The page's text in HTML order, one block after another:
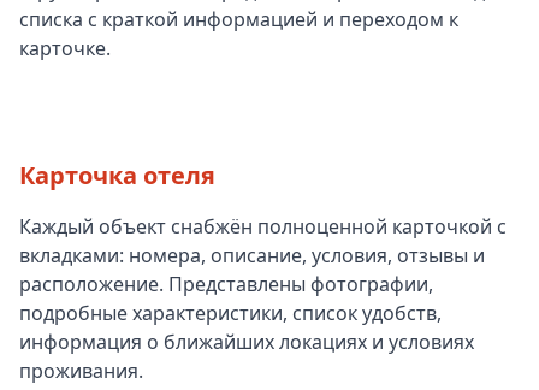
списка с краткой информацией и переходом к
карточке.
Карточка отеля
Каждый объект снабжён полноценной карточкой с
вкладками: номера, описание, условия, отзывы и
расположение. Представлены фотографии,
подробные характеристики, список удобств,
информация о ближайших локациях и условиях
проживания.